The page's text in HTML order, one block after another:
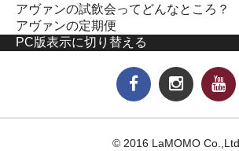
アヴァンの試飲会ってどんなところ？
アヴァンの定期便
PC版表示に切り替える
© 2016 LaMOMO Co.,Ltd